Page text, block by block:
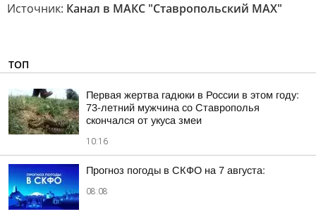
Источник: Канал в МАКС "Ставропольский MAX"
ТОП
Первая жертва гадюки в России в этом году:
73-летний мужчина со Ставрополья
скончался от укуса змеи
10:16
Прогноз погоды в СКФО на 7 августа:
08:08